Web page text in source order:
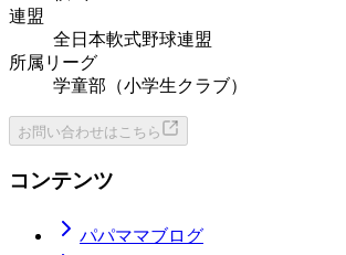
連盟
全日本軟式野球連盟
所属リーグ
学童部（小学生クラブ）
お問い合わせはこちら
コンテンツ
パパママブログ